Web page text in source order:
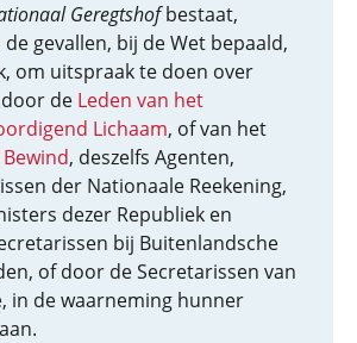
Geregtshofbestaat,
gevallen, bij de Wet bepaald,
om uitspraak te doen over
de Leden van het
Lichaam, of van het
, deszelfs Agenten,
der Nationaale Reekening,
dezer Republiek en
bij Buitenlandsche
of door de Secretarissen van
in de waarneming hunner